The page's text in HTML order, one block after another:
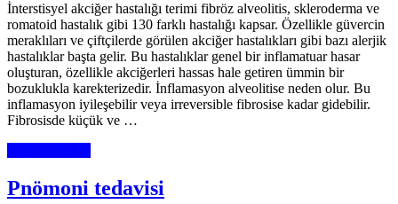
İnterstisyel akciğer hastalığı terimi fibröz alveolitis, skleroderma ve
romatoid hastalık gibi 130 farklı hastalığı kapsar. Özellikle güvercin
meraklıları ve çiftçilerde görülen akciğer hastalıkları gibi bazı alerjik
hastalıklar başta gelir. Bu hastalıklar genel bir inflamatuar hasar
oluşturan, özellikle akciğerleri hassas hale getiren ümmin bir
bozuklukla karekterizedir. İnflamasyon alveolitise neden olur. Bu
inflamasyon iyileşebilir veya irreversible fibrosise kadar gidebilir.
Fibrosisde küçük ve …
Pnömoni tedavisi